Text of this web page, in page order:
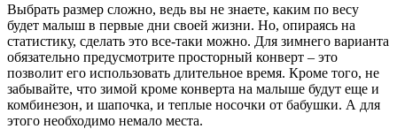
Выбрать размер сложно, ведь вы не знаете, каким по весу
будет малыш в первые дни своей жизни. Но, опираясь на
статистику, сделать это все-таки можно. Для зимнего варианта
обязательно предусмотрите просторный конверт – это
позволит его использовать длительное время. Кроме того, не
забывайте, что зимой кроме конверта на малыше будут еще и
комбинезон, и шапочка, и теплые носочки от бабушки. А для
этого необходимо немало места.